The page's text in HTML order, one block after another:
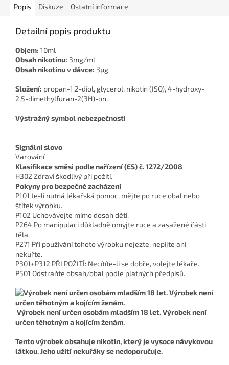
Popis Diskuze Ostatní informace
Detailní popis produktu
Objem: 10ml
Obsah nikotinu: 3mg/ml
Obsah nikotinu v dávce: 3μg
Složení: propan-1,2-diol, glycerol, nikotin (ISO), 4-hydroxy-
2,5-dimethylfuran-2(3H)-on.
Výstražný symbol nebezpečnosti
Signální slovo
Varování
Klasifikace směsi podle nařízení (ES) č. 1272/2008
H302 Zdraví škodlivý při požití.
Pokyny pro bezpečné zacházení
P101 Je-li nutná lékařská pomoc, mějte po ruce obal nebo
štítek výrobku.
P102 Uchovávejte mimo dosah dětí.
P264 Po manipulaci důkladně omyjte ruce a zasažené části
těla.
P271 Při používání tohoto výrobku nejezte, nepijte ani
nekuřte.
P301+P312 PŘI POŽITÍ: Necítíte-li se dobře, volejte lékaře.
P501 Odstraňte obsah/obal podle platných předpisů.
Výrobek není určen osobám mladším 18 let. Výrobek není
určen těhotným a kojícím ženám.
Tento výrobek obsahuje nikotin, který je vysoce návykovou
látkou. Jeho užití nekuřáky se nedoporučuje.